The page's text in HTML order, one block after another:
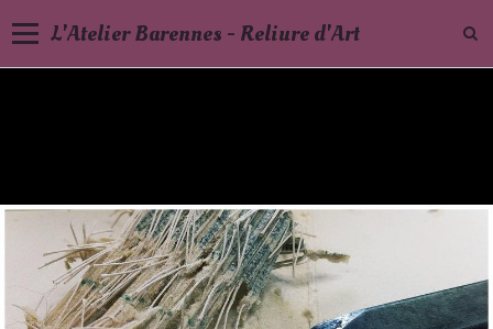
L'Atelier Barennes - Reliure d'Art